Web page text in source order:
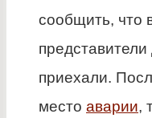
сообщить, что
приехали.
место аварии,